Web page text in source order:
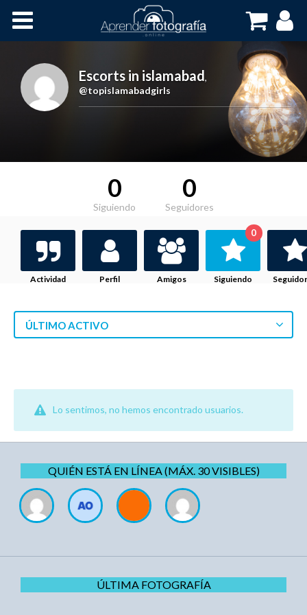
Cursos OnLine
Escorts in islamabad,
@topislamabadgirls
0
Siguiendo
0
Seguidores
Actividad Perfil Amigos Siguiendo
0
ÚLTIMO ACTIVO
Lo sentimos, no hemos encontrado usuarios.
QUIÉN ESTÁ EN LÍNEA (MÁX. 30 VISIBLES)
ÚLTIMA FOTOGRAFÍA